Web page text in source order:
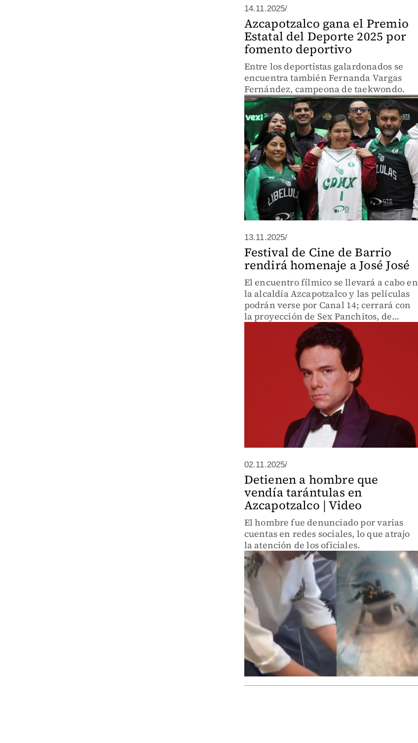
14.11.2025/
Azcapotzalco gana el Premio
Estatal del Deporte 2025 por
fomento deportivo
Entre los deportistas galardonados se
encuentra también Fernanda Vargas
Fernández, campeona de taekwondo.
13.11.2025/
Festival de Cine de Barrio
rendirá homenaje a José José
El encuentro fílmico se llevará a cabo en
la alcaldía Azcapotzalco y las películas
podrán verse por Canal 14; cerrará con
la proyección de Sex Panchitos, de
Gustavo Gamou.
02.11.2025/
Detienen a hombre que
vendía tarántulas en
Azcapotzalco | Video
El hombre fue denunciado por varias
cuentas en redes sociales, lo que atrajo
la atención de los oficiales.